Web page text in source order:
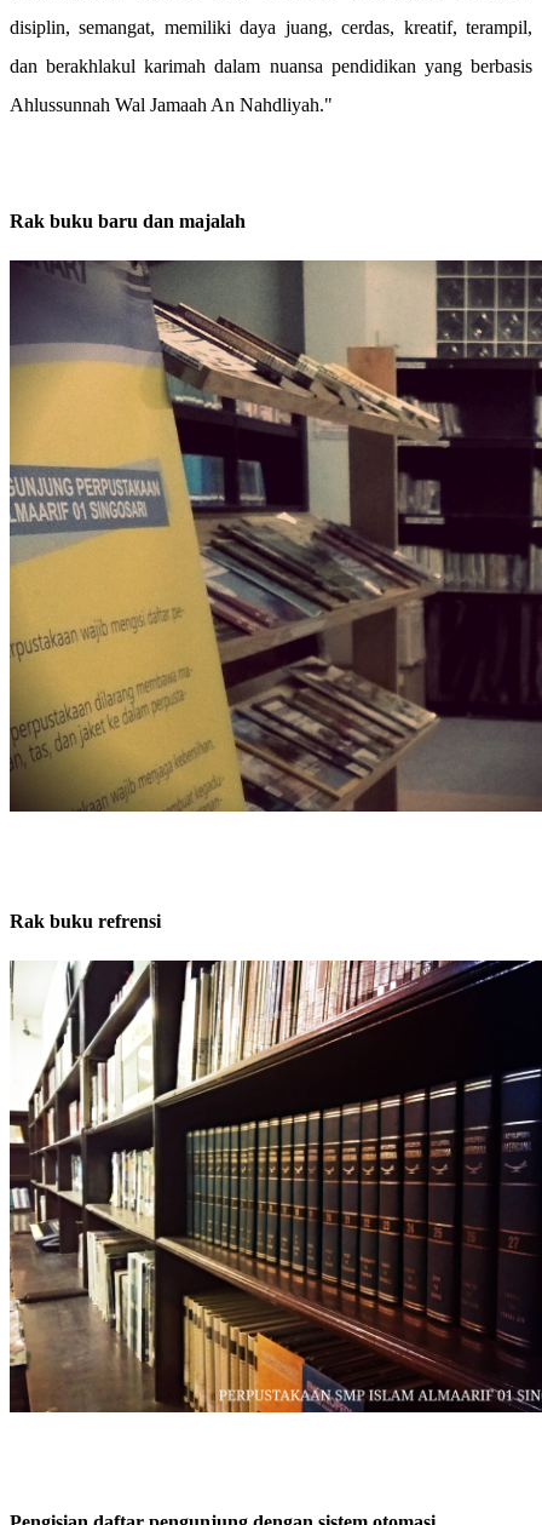
disiplin, semangat, memiliki daya juang, cerdas, kreatif, terampil,
dan berakhlakul karimah dalam nuansa pendidikan yang berbasis
Ahlussunnah Wal Jamaah An Nahdliyah."
Rak buku baru dan majalah
Rak buku refrensi